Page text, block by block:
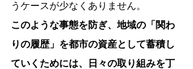
うケースが少なくありません。
このような事態を防ぎ、地域の「関わ
りの履歴」を都市の資産として蓄積し
ていくためには、日々の取り組みを丁